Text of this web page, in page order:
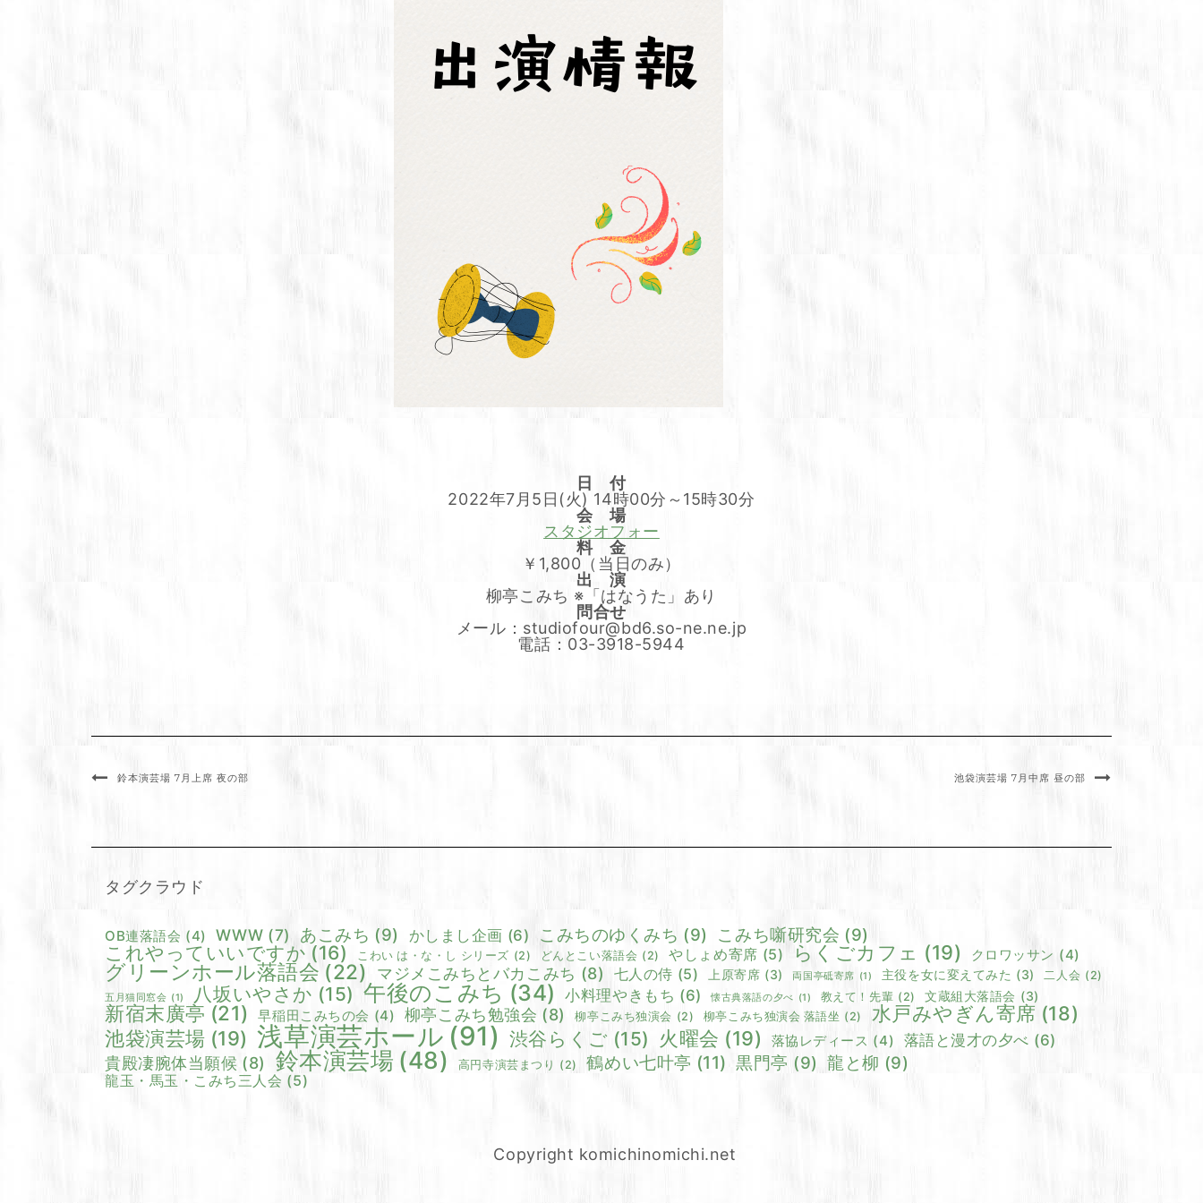
日 付
2022年7月5日(火) 14時00分～15時30分
会 場
スタジオフォー
料 金
￥1,800（当日のみ）
出 演
柳亭こみち ※「はなうた」あり
問合せ
メール：studiofour@bd6.so-ne.ne.jp
電話：03-3918-5944
鈴本演芸場 7月上席 夜の部 池袋演芸場 7月中席 昼の部
タグクラウド
OB連落語会 (4) WWW (7) あこみち (9) かしまし企画 (6) こみちのゆくみち (9) こみち噺研究会 (9)
これやっていいですか (16) こわい は・な・し シリーズ (2) どんとこい落語会 (2) やしょめ寄席 (5) らくごカフェ (19) クロワッサン (4)
グリーンホール落語会 (22) マジメこみちとバカこみち (8) 七人の侍 (5) 上原寄席 (3) 両国亭砥寄席 (1) 主役を女に変えてみた (3) 二人会 (2)
五月猫同窓会 (1) 八坂いやさか (15) 午後のこみち (34) 小料理やきもち (6) 懐古典落語の夕べ (1) 教えて！先輩 (2) 文蔵組大落語会 (3)
新宿末廣亭 (21) 早稲田こみちの会 (4) 柳亭こみち勉強会 (8) 柳亭こみち独演会 (2) 柳亭こみち独演会 落語坐 (2) 水戸みやぎん寄席 (18)
池袋演芸場 (19) 浅草演芸ホール (91) 渋谷らくご (15) 火曜会 (19) 落協レディース (4) 落語と漫才の夕べ (6)
貴殿凄腕体当願候 (8) 鈴本演芸場 (48) 高円寺演芸まつり (2) 鶴めい七叶亭 (11) 黒門亭 (9) 龍と柳 (9)
龍玉・馬玉・こみち三人会 (5)
Copyright komichinomichi.net